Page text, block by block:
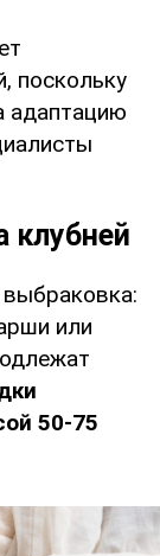
поскольку
адаптацию
клубней
или
50-75